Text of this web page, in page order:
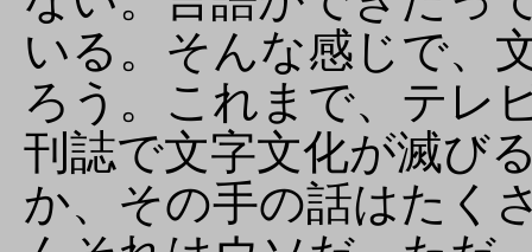
いる。そんな感じで、
ろう。これまで、テレ
刊誌で文字文化が滅び
か、その手の話はたく